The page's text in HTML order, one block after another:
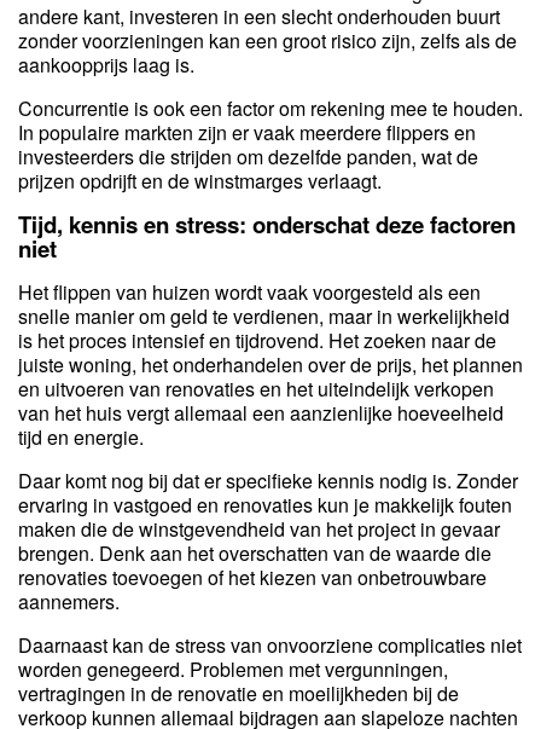
andere kant, investeren in een slecht onderhouden buurt
zonder voorzieningen kan een groot risico zijn, zelfs als de
aankoopprijs laag is.
Concurrentie is ook een factor om rekening mee te houden.
In populaire markten zijn er vaak meerdere flippers en
investeerders die strijden om dezelfde panden, wat de
prijzen opdrijft en de winstmarges verlaagt.
Tijd, kennis en stress: onderschat deze factoren
niet
Het flippen van huizen wordt vaak voorgesteld als een
snelle manier om geld te verdienen, maar in werkelijkheid
is het proces intensief en tijdrovend. Het zoeken naar de
juiste woning, het onderhandelen over de prijs, het plannen
en uitvoeren van renovaties en het uiteindelijk verkopen
van het huis vergt allemaal een aanzienlijke hoeveelheid
tijd en energie.
Daar komt nog bij dat er specifieke kennis nodig is. Zonder
ervaring in vastgoed en renovaties kun je makkelijk fouten
maken die de winstgevendheid van het project in gevaar
brengen. Denk aan het overschatten van de waarde die
renovaties toevoegen of het kiezen van onbetrouwbare
aannemers.
Daarnaast kan de stress van onvoorziene complicaties niet
worden genegeerd. Problemen met vergunningen,
vertragingen in de renovatie en moeilijkheden bij de
verkoop kunnen allemaal bijdragen aan slapeloze nachten